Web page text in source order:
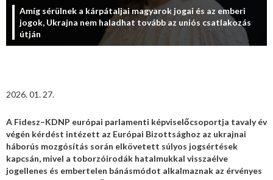
Amíg sérülnek a kárpátaljai magyarok jogai és az emberi
jogok, Ukrajna nem haladhat tovább az uniós csatlakozás
útján
2026. 01. 27.
A Fidesz–KDNP európai parlamenti képviselőcsoportja tavaly év
végén kérdést intézett az Európai Bizottsághoz az ukrajnai
háborús mozgósítás során elkövetett súlyos jogsértések
kapcsán, mivel a toborzóirodák hatalmukkal visszaélve
jogellenes és embertelen bánásmódot alkalmaznak az érvényes